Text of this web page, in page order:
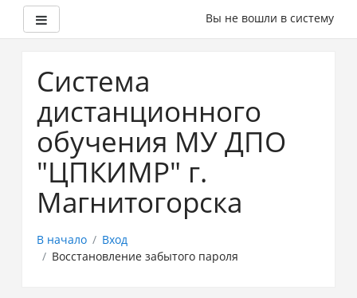
основному
Вы не вошли в систему
Система
дистанционного
обучения МУ ДПО
"ЦПКИМР" г.
Магнитогорска
В начало
Вход
Восстановление забытого пароля